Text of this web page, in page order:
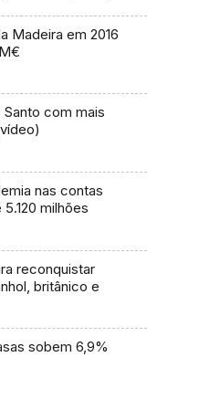
Madeira em 2016
com mais
nas contas
milhões
reconquistar
britânico e
sobem 6,9%